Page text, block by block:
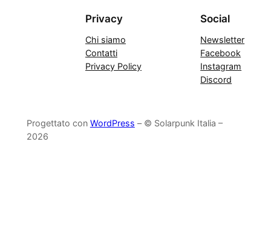
Privacy
Chi siamo
Contatti
Privacy Policy
Social
Newsletter
Facebook
Instagram
Discord
Progettato con WordPress – © Solarpunk Italia –
2026